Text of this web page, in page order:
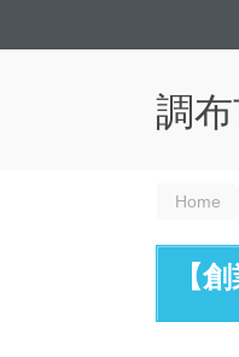
調
Home
【